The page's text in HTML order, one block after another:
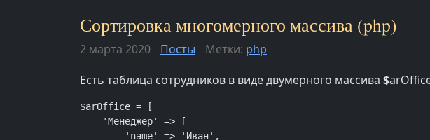
Сортировка многомерного массива (php)
2 марта 2020 Посты Метки: php
Есть таблица сотрудников в виде двумерного массива $
$arOffice = [